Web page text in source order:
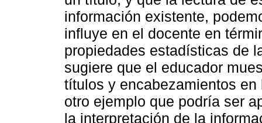
información existente,
influye en el docente en
propiedades estadísticas de
sugiere que el educador
títulos y encabezamientos
otro ejemplo que podría ser
la interpretación de la